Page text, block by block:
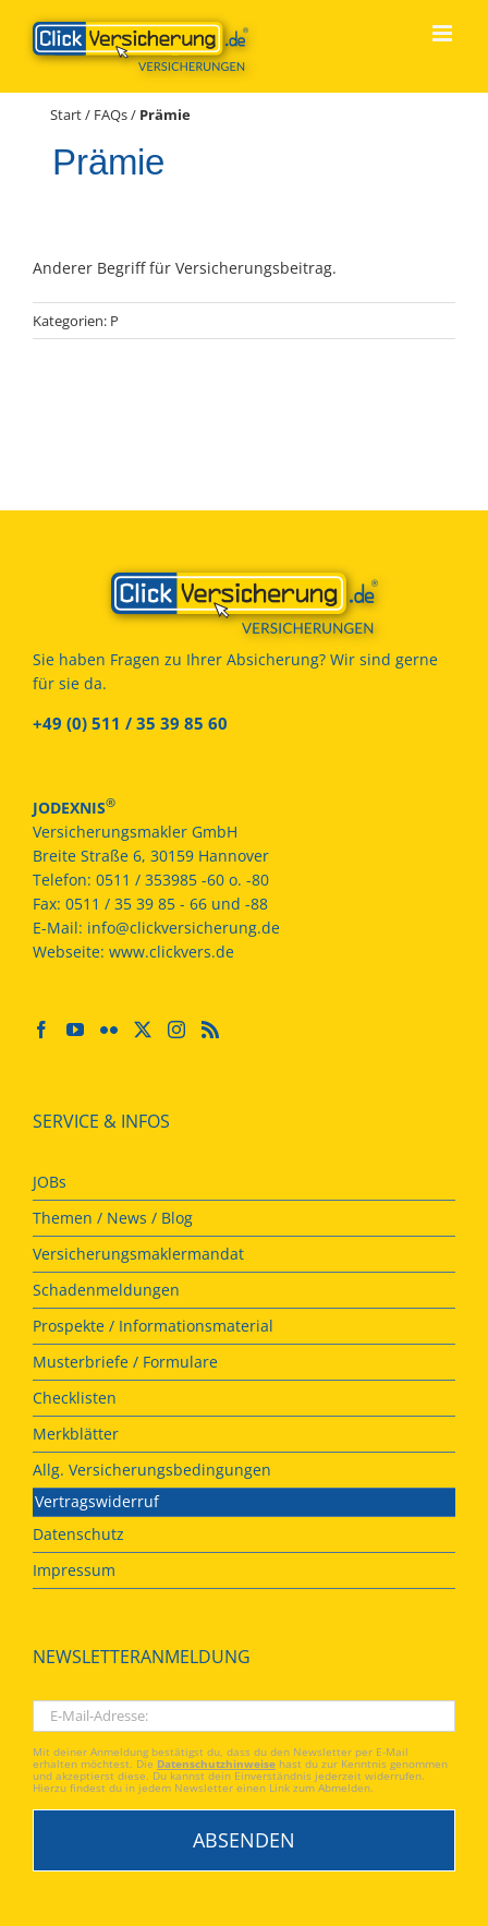
Inhalt
springen
Start/ FAQs/ Prämie
Prämie
Anderer Begriff für Versicherungsbeitrag.
Kategorien: P
Sie haben Fragen zu Ihrer Absicherung? Wir sind gerne
für sie da.
+49 (0) 511 / 35 39 85 60
JODEXNIS®
Versicherungsmakler GmbH
Breite Straße 6, 30159 Hannover
Telefon: 0511 / 353985 -60 o. -80
Fax: 0511 / 35 39 85 - 66 und -88
E-Mail: info@clickversicherung.de
Webseite: www.clickvers.de
SERVICE & INFOS
JOBs
Themen / News / Blog
Versicherungsmaklermandat
Schadenmeldungen
Prospekte / Informationsmaterial
Musterbriefe / Formulare
Checklisten
Merkblätter
Allg. Versicherungsbedingungen
Vertragswiderruf
Datenschutz
Impressum
NEWSLETTERANMELDUNG
Mit deiner Anmeldung bestätigst du, dass du den Newsletter per E-Mail
erhalten möchtest. Die Datenschutzhinweise hast du zur Kenntnis genommen
und akzeptierst diese. Du kannst dein Einverständnis jederzeit widerrufen.
Hierzu findest du in jedem Newsletter einen Link zum Abmelden.